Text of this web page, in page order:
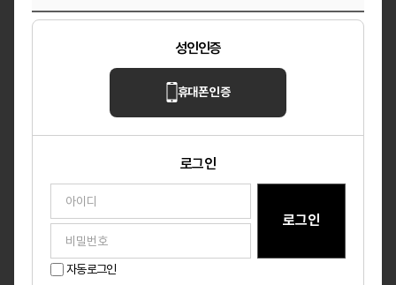
원주 혁신도시 「레이테라피」│페이12만│숙소
마사지
성인인증
휴대폰 인증
로그인
자동로그인